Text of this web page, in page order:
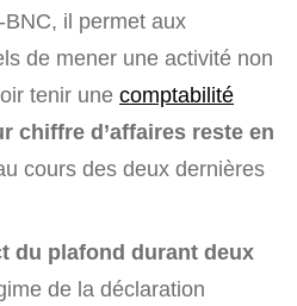
il permet aux
de mener une activité non
tenir une comptabilité
chiffre d’affaires reste en
cours des deux dernières
du plafond durant deux
de la déclaration